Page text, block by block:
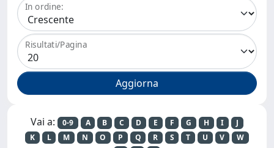
In ordine:
Risultati/Pagina
Vai a: 0-9 A B C D E F G H I
J
K
L M N O P Q R S T U V
W